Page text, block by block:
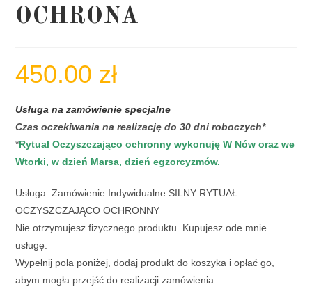
OCHRONA
450.00 zł
Usługa na zamówienie specjalne
Czas oczekiwania na realizację do 30 dni roboczych*
*Rytuał Oczyszczająco ochronny wykonuję W Nów oraz we
Wtorki, w dzień Marsa, dzień egzorcyzmów.
Usługa: Zamówienie Indywidualne SILNY RYTUAŁ
OCZYSZCZAJĄCO OCHRONNY
Nie otrzymujesz fizycznego produktu. Kupujesz ode mnie
usługę.
Wypełnij pola poniżej, dodaj produkt do koszyka i opłać go,
abym mogła przejść do realizacji zamówienia.